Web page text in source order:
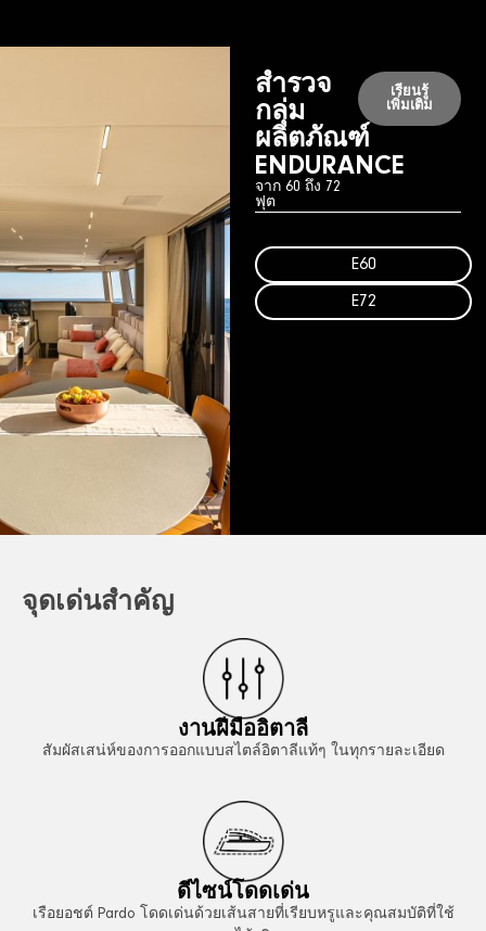
สำรวจ
กลุ่ม
ผลิตภัณฑ์
ENDURANCE
จาก 60 ถึง 72
ฟุต
เรียนรู้
เพิ่มเติม
E60
E72
จุดเด่นสำคัญ
งานฝีมืออิตาลี
สัมผัสเสน่ห์ของการออกแบบสไตล์อิตาลีแท้ๆ ในทุกรายละเอียด
ดีไซน์โดดเด่น
เรือยอชต์ Pardo โดดเด่นด้วยเส้นสายที่เรียบหรูและคุณสมบัติที่ใช้